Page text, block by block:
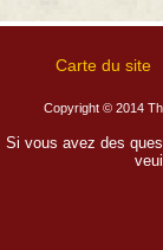
Carte du site
Copyright © 2014
Si vous avez des